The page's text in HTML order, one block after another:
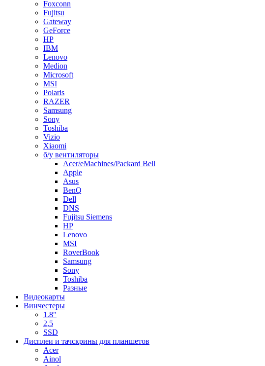
Foxconn
Fujitsu
Gateway
GeForce
HP
IBM
Lenovo
Medion
Microsoft
MSI
Polaris
RAZER
Samsung
Sony
Toshiba
Vizio
Xiaomi
б/у вентиляторы
Acer/eMachines/Packard Bell
Apple
Asus
BenQ
Dell
DNS
Fujitsu Siemens
HP
Lenovo
MSI
RoverBook
Samsung
Sony
Toshiba
Разные
Видеокарты
Винчестеры
1.8"
2,5
SSD
Дисплеи и тачскрины для планшетов
Acer
Ainol